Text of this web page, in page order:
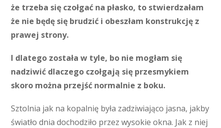
że trzeba się czołgać na płasko, to stwierdzałam
że nie będę się brudzić i obeszłam konstrukcję z
prawej strony.
I dlatego została w tyle, bo nie mogłam się
nadziwić dlaczego czołgają się przesmykiem
skoro można przejść normalnie z boku.
Sztolnia jak na kopalnię była zadziwiająco jasna, jakby
światło dnia dochodziło przez wysokie okna. Jak z niej